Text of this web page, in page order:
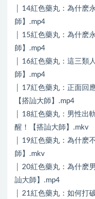
│ 14紅色藥丸：為什麽
師】.mp4
│ 15紅色藥丸：為什麽
師】.mp4
│ 16紅色藥丸：這三類
師】.mp4
│ 17紅色藥丸：正面回
【搭訕大師】.mp4
│ 18紅色藥丸：男性出
醒！【搭訕大師】.mkv
│ 19紅色藥丸：為什麽
師】.mkv
│ 20紅色藥丸：為什麽
訕大師】.mp4
│ 21紅色藥丸：如何打